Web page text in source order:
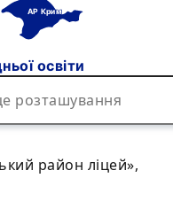
АР Крим
освіти
район ліцей»,